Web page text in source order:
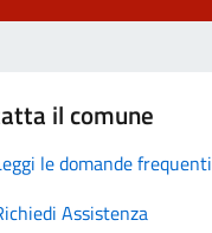
il comune
le domande frequenti
Assistenza